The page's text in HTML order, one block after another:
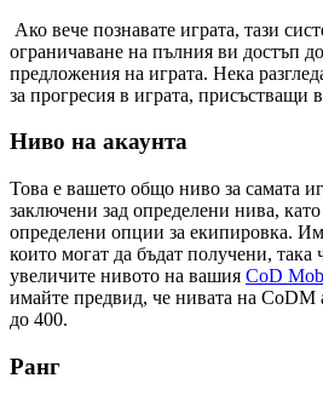
Ако вече познавате играта, тази
ограничаване на пълния ви достъп
предложения на играта. Нека
за прогресия в играта, присъстващи
Ниво на акаунта
Това е вашето общо ниво за самата
заключени зад определени нива,
определени опции за екипировка.
които могат да бъдат получени, така
увеличите нивото на вашия CoD
имайте предвид, че нивата на CoDM
до 400.
Ранг